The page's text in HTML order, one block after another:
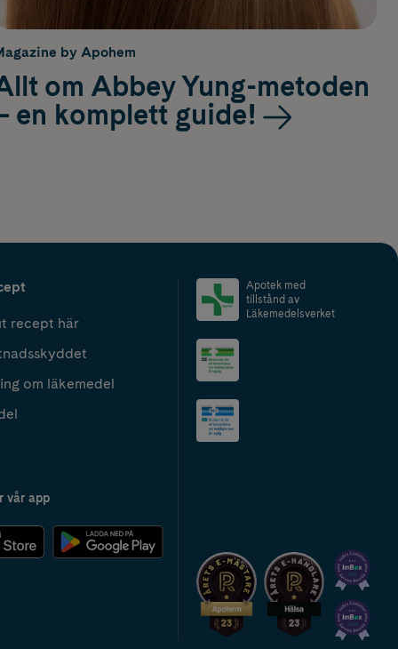
by Apohem
om Abbey Yung-metoden
en komplett guide!
recept här
om läkemedel
vår app
Apotek med
tillstånd av
Läkemedelsverket
2024